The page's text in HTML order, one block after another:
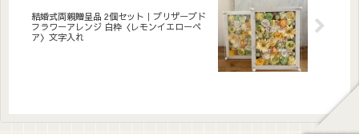
結婚式両親贈呈品 2個セット｜プリザーブド
フラワーアレンジ 白枠〈レモンイエローペ
ア〉文字入れ